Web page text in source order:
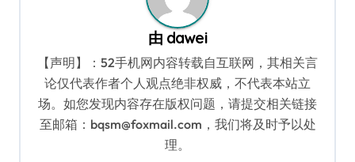
由 dawei
【声明】：52手机网内容转载自互联网，其相关言
论仅代表作者个人观点绝非权威，不代表本站立
场。如您发现内容存在版权问题，请提交相关链接
至邮箱：bqsm@foxmail.com，我们将及时予以处
理。